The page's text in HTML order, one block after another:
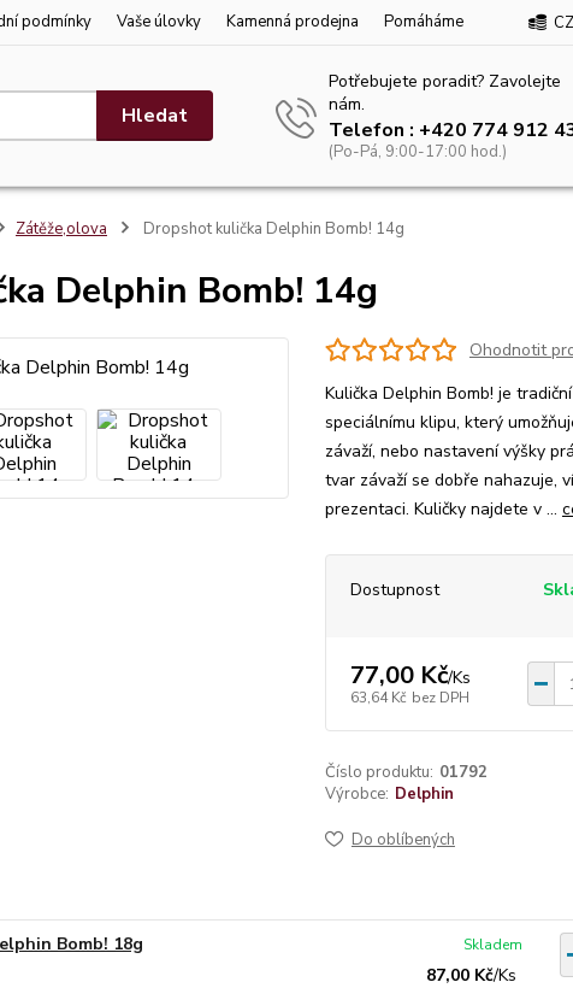
podmínky Vaše úlovky Kamenná prodejna Pomáháme
Hledat
Potřebujete poradit? Zavolejte
nám.
Telefon : +420 774 912
(Po-Pá, 9:00-17:00 hod.)
Zátěže,olova Dropshot kulička Delphin Bomb! 14g
Delphin Bomb! 14g
Ohodnotit
Kulička Delphin Bomb! je
speciálnímu klipu, který
závaží, nebo nastavení výšky
tvar závaží se dobře nahazuje,
prezentaci. Kuličky najdete v ...
Dostupnost
77,00 Kč/Ks
63,64 Kč bez DPH
Číslo produktu: 01792
Výrobce: Delphin
Do oblíbených
Bomb! 18g
87,00 Kč/Ks
Skladem